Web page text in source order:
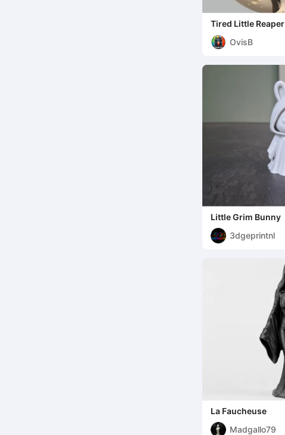
Tired Little Reaper
OvisB
Little Grim Bunny
3dgeprintnl
La Faucheuse
Madgallo79